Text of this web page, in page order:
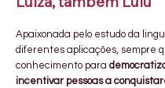
Apaixonada pelo estudo da
diferentes aplicações, sempre
conhecimento para
incentivar pessoas a